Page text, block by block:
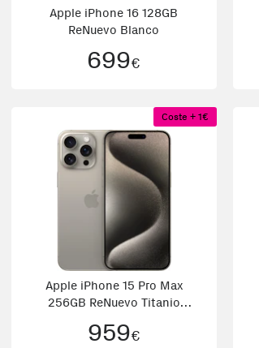
Apple iPhone 16 128GB
ReNuevo Blanco
699€
Coste + 1€
Apple iPhone 15 Pro Max
256GB ReNuevo Titanio
959€